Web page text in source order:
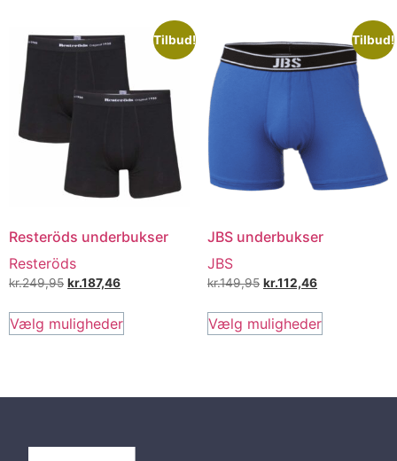
Tilbud!
Resteröds underbukser
Resteröds
kr.249,95 kr.187,46
Vælg muligheder
Tilbud!
JBS underbukser
JBS
kr.149,95 kr.112,46
Vælg muligheder